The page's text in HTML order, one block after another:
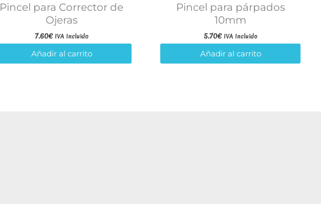
Pincel para Corrector de
Ojeras
7.60€ IVA Incluido
Añadir al carrito
Pincel para párpados
10mm
5.70€ IVA Incluido
Añadir al carrito